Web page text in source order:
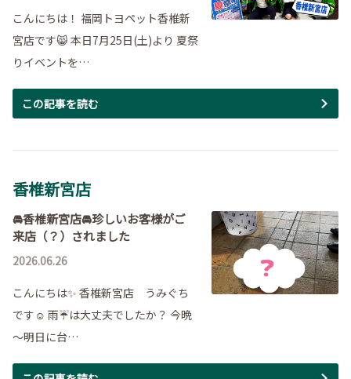
こんにちは！ 福岡トヨペット香椎新
宮店です😸 本日7月25日(土)より 夏祭
りイベントを…
この記事を読む
香椎新宮店
🚘香椎新宮店🚘珍しいお客様がご
来店（？）されました
2026.06.26
こんにちは✨ 香椎新宮店 うみぐち
です☺ 雨☔は大丈夫でしたか？ 今晩
～明日に台…